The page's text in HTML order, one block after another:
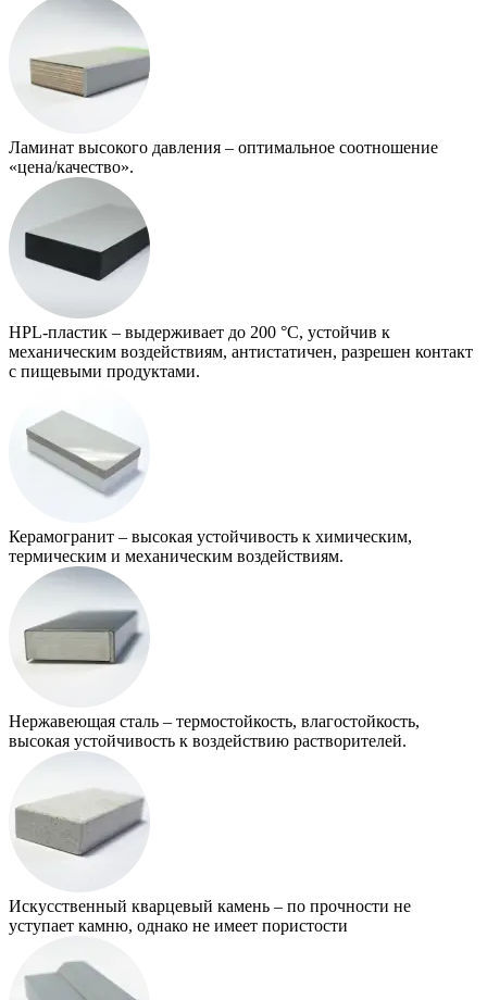
Ламинат высокого давления – оптимальное соотношение
«цена/качество».
HPL-пластик – выдерживает до 200 °С, устойчив к
механическим воздействиям, антистатичен, разрешен контакт
с пищевыми продуктами.
Керамогранит – высокая устойчивость к химическим,
термическим и механическим воздействиям.
Нержавеющая сталь – термостойкость, влагостойкость,
высокая устойчивость к воздействию растворителей.
Искусственный кварцевый камень – по прочности не
уступает камню, однако не имеет пористости